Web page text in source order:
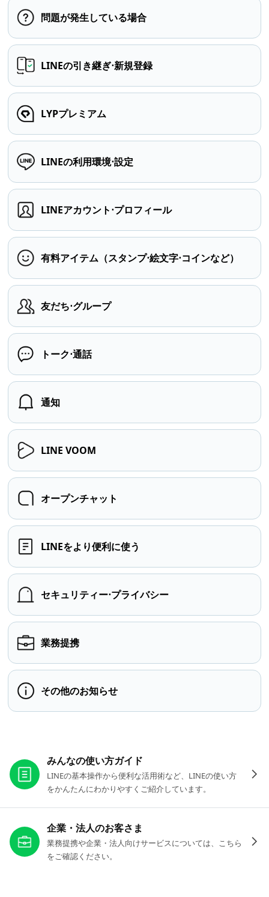
問題が発生している場合
LINEの引き継ぎ⋅新規登録
LYPプレミアム
LINEの利用環境⋅設定
LINEアカウント⋅プロフィール
有料アイテム（スタンプ⋅絵文字⋅コインなど）
友だち⋅グループ
トーク⋅通話
通知
LINE VOOM
オープンチャット
LINEをより便利に使う
セキュリティー⋅プライバシー
業務提携
その他のお知らせ
みんなの使い方ガイド
LINEの基本操作から便利な活用術など、LINEの使い方
をかんたんにわかりやすくご紹介しています。
企業・法人のお客さま
業務提携や企業・法人向けサービスについては、こちら
をご確認ください。